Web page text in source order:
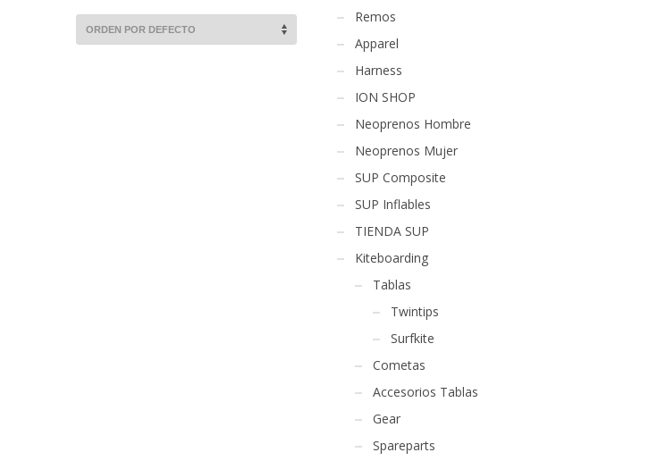
Remos
Apparel
Harness
ION SHOP
Neoprenos Hombre
Neoprenos Mujer
SUP Composite
SUP Inflables
TIENDA SUP
Kiteboarding
Tablas
Twintips
Surfkite
Cometas
Accesorios Tablas
Gear
Spareparts